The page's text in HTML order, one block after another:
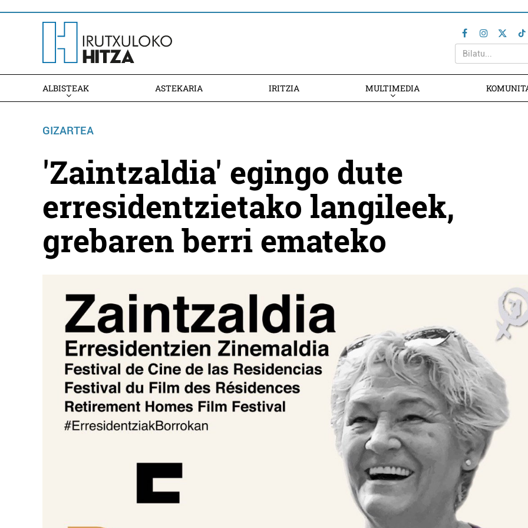
ALBISTEAK ASTEKARIA IRITZIA MULTIMEDIA
GIZARTEA
'Zaintzaldia' egingo dute
erresidentzietako langileek,
grebaren berri emateko